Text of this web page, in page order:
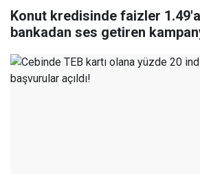
Konut kredisinde faizler
bankadan ses getiren